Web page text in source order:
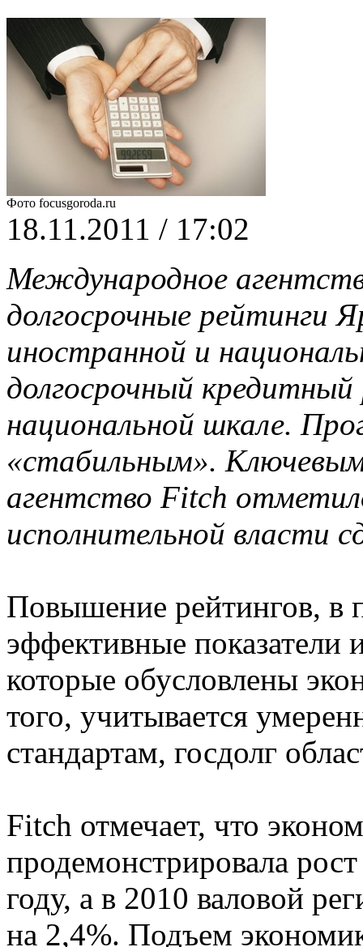
Фото focusgoroda.ru
18.11.2011 / 17:02
Международное
долгосрочные рейтинги
иностранной и
долгосрочный
национальной шкале.
«стабильным».
агентство Fitch
исполнительной власти
Повышение рейтингов, в
эффективные показатели
которые обусловлены
того, учитывается
стандартам, госдолг
Fitch отмечает, что
продемонстрировала
году, а в 2010 валовой
на 2,4%. Подъем